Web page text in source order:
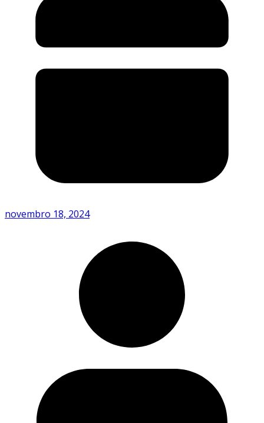
novembro 18, 2024